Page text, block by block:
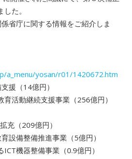
た。
省庁に関する情報をご紹介しま
a_menu/yosan/r01/1420672.htm
援（14億円）
育活動継続支援事業（256億円）
充（209億円）
設備整備推進事業（5億円）
ICT機器整備事業（0.9億円）